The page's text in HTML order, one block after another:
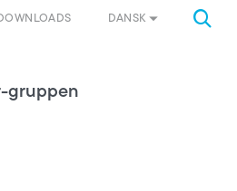
DANSK
gruppen